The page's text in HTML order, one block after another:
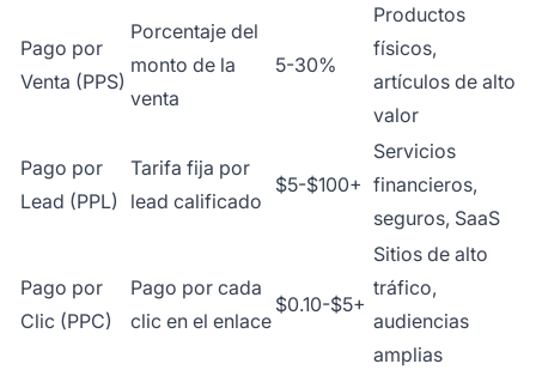
Pago por
Venta (PPS)
Porcentaje del
monto de la
venta
5-30%
Productos
físicos,
artículos de alto
valor
Pago por
Lead (PPL)
Tarifa fija por
lead calificado
$5-$100+
Servicios
financieros,
seguros, SaaS
Pago por
Clic (PPC)
Pago por cada
clic en el enlace
$0.10-$5+
Sitios de alto
tráfico,
audiencias
amplias